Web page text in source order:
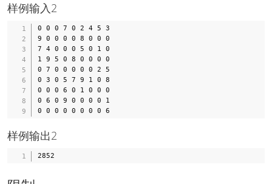
样例输入2
0 0 0 7 0 2 4 5 3
9 0 0 0 0 8 0 0 0
7 4 0 0 0 5 0 1 0
1 9 5 0 8 0 0 0 0
0 7 0 0 0 0 0 2 5
0 3 0 5 7 9 1 0 8
0 0 0 6 0 1 0 0 0
0 6 0 9 0 0 0 0 1
样例输出2